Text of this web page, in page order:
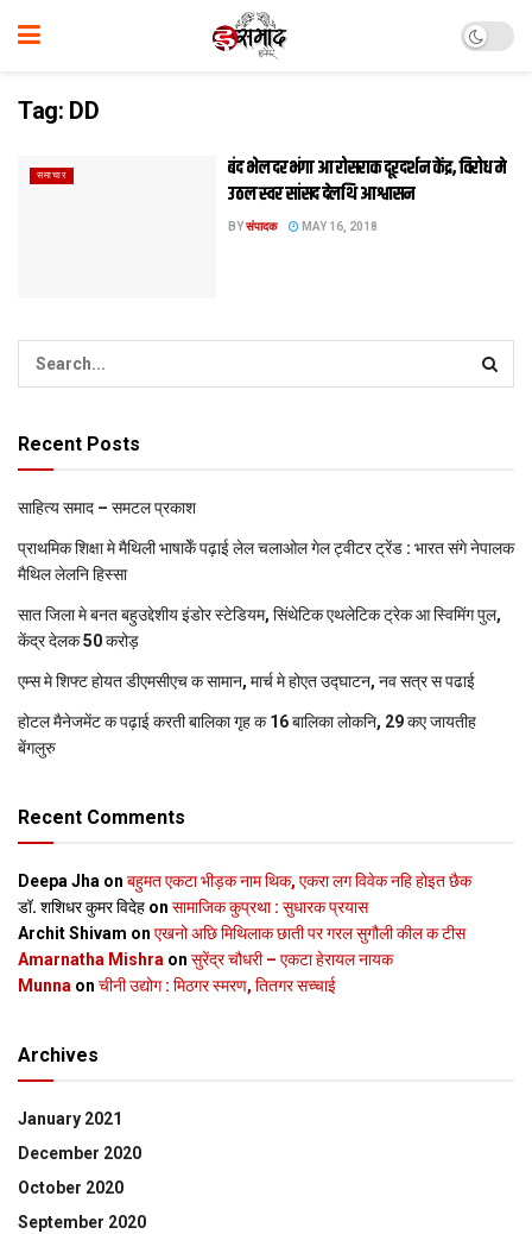
Tag: DD
समाचार
बंद भेल दरभंगा आ रोसराक दूरदर्शन केंद्र, विरोध मे
उठल स्वर सांसद देलथि आश्वासन
BYसंपादक MAY 16, 2018
Recent Posts
साहित्य समाद – समटल प्रकाश
प्राथमिक शि‍क्षा मे मैथि‍ली भाषाकेँ पढ़ाई लेल चलाओल गेल ट्वीटर ट्रेंड : भारत संगे नेपालक
मैथिल लेलनि हिस्सा
सात जिला मे बनत बहुउद्देशीय इंडोर स्‍टेडि‍यम, सिंथेटिक एथलेटिक ट्रेक आ स्विमिंग पुल,
केंद्र देलक 50 करोड़
एम्स मे शिफ्ट होयत डीएमसीएच क सामान, मार्च मे होएत उद्घाटन, नव सत्र स पढाई
होटल मैनेजमेंट क पढ़ाई करती बालिका गृह क 16 बालिका लोकनि, 29 कए जायतीह
बेंगलुरु
Recent Comments
Deepa Jha on बहुमत एकटा भीड़क नाम थिक, एकरा लग विवेक नहि होइत छैक
डॉ. शशिधर कुमर विदेह on सामाजिक कुप्रथा : सुधारक प्रयास
Archit Shivam on एखनो अछि मिथिलाक छाती पर गरल सुगौली कील क टीस
Amarnatha Mishra on सुरेंद्र चौधरी – एकटा हेरायल नायक
Munna on चीनी उद्योग : मिठगर स्‍मरण, तितगर सच्‍चाई
Archives
January 2021
December 2020
October 2020
September 2020